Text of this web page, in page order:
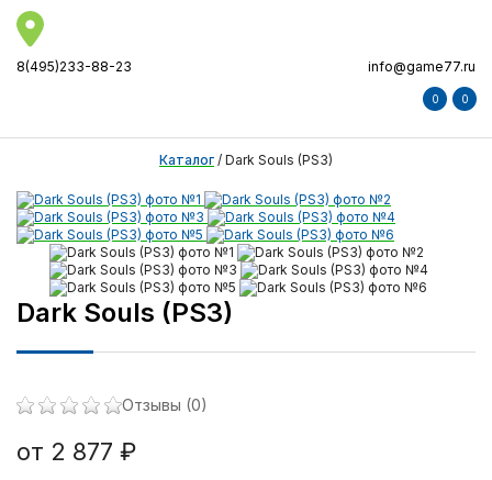
8(495)233-88-23 info@game77.ru
0 0
Каталог / Dark Souls (PS3)
Dark Souls (PS3)
Отзывы (0)
от 2 877 ₽